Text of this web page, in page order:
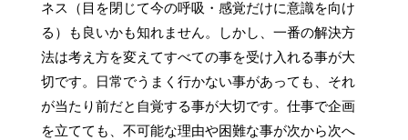
ネス（目を閉じて今の呼吸・感覚だけに意識を向け
る）も良いかも知れません。しかし、一番の解決方
法は考え方を変えてすべての事を受け入れる事が大
切です。日常でうまく行かない事があっても、それ
が当たり前だと自覚する事が大切です。仕事で企画
を立てても、不可能な理由や困難な事が次から次へ